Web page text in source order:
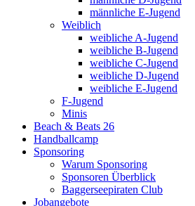
männliche E-Jugend
Weiblich
weibliche A-Jugend
weibliche B-Jugend
weibliche C-Jugend
weibliche D-Jugend
weibliche E-Jugend
F-Jugend
Minis
Beach & Beats 26
Handballcamp
Sponsoring
Warum Sponsoring
Sponsoren Überblick
Baggerseepiraten Club
Jobangebote